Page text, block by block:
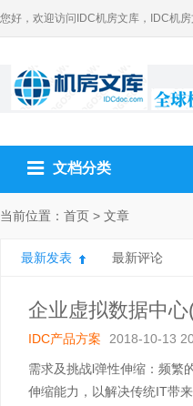
您好，欢迎访问IDC机房文库，IDC机
文档分类
当前位置： 首页 > 文章
最新发表 最新评论
企业虚拟数据中
IDC产品方案 2018-10-13
需求及挑战l弹性伸缩：频繁
伸缩能力，以解决传统IT带